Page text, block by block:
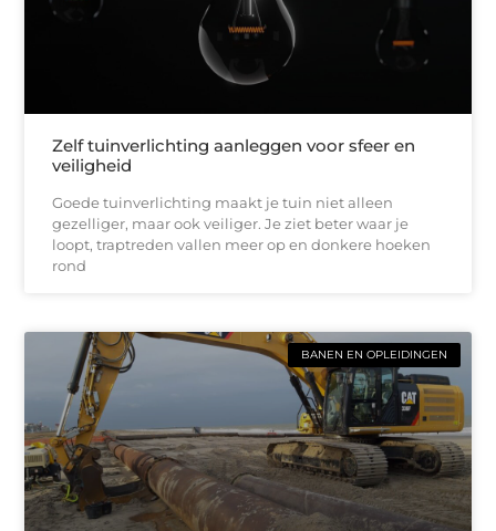
Zelf tuinverlichting aanleggen voor sfeer en
veiligheid
Goede tuinverlichting maakt je tuin niet alleen
gezelliger, maar ook veiliger. Je ziet beter waar je
loopt, traptreden vallen meer op en donkere hoeken
rond
BANEN EN OPLEIDINGEN